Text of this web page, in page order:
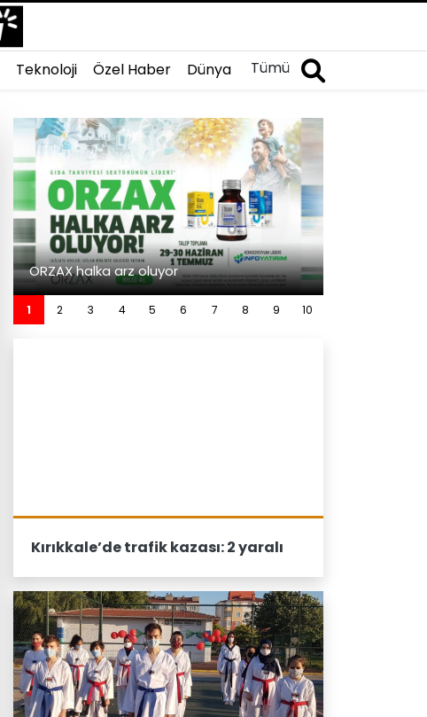
Teknoloji Özel Haber Dünya Tümü
ORZAX halka arz oluyor
1 2 3 4 5 6 7 8 9 10
Kırıkkale’de trafik kazası: 2 yaralı